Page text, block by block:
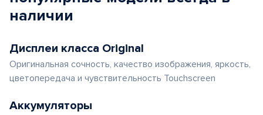
наличии
Дисплеи класса Original
Оригинальная сочность, качество изображения, яркость,
цветопередача и чувствительность Touchscreen
Аккумуляторы